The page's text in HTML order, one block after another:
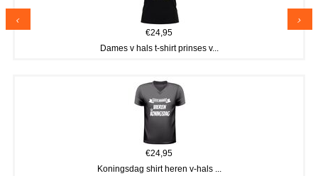
€24,95
Dames v hals t-shirt prinses v...
€24,95
Koningsdag shirt heren v-hals ...
gebruik van cookies.
Deze website maakt gebruik van cookies
in met alle cookies in overeenstemming
Cookiebeleid.Lees verder
ALLES ACCEPTEREN